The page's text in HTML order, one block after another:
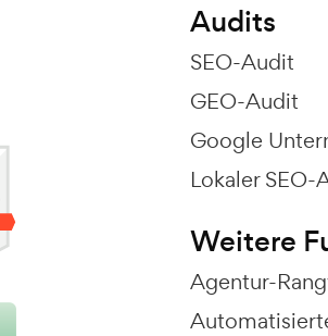
Audits
SEO-Audit
GEO-Audit
Google
Lokaler SEO-
Weitere
Agentur-